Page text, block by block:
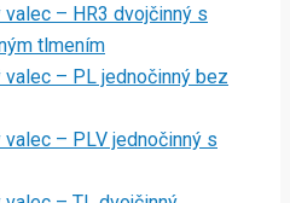
valec – HR3 dvojčinný s
tlmením
valec – PL jednočinný bez
valec – PLV jednočinný s